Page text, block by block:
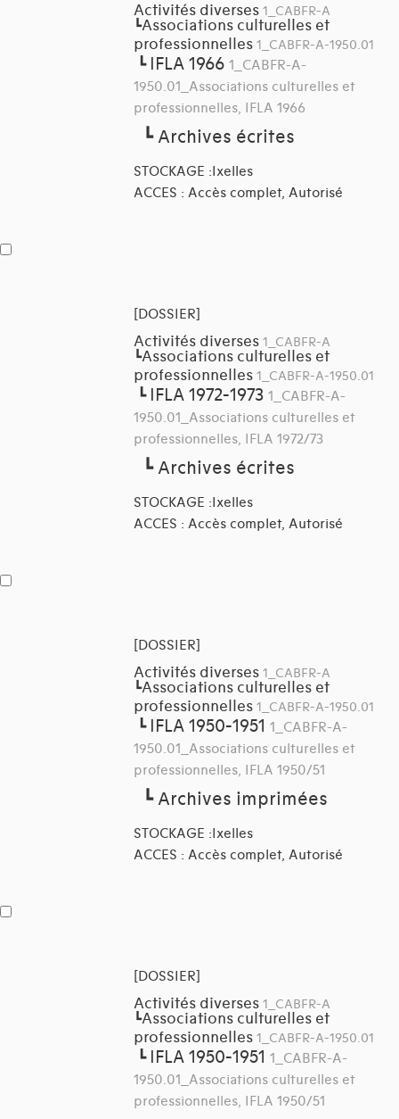
Activités diverses 1_CABFR-A
┗Associations culturelles et
professionnelles 1_CABFR-A-1950.01
┗ IFLA 1966 1_CABFR-A-
1950.01_Associations culturelles et
professionnelles, IFLA 1966
┗Archives écrites
STOCKAGE :Ixelles
ACCES : Accès complet, Autorisé
[DOSSIER]
Activités diverses 1_CABFR-A
┗Associations culturelles et
professionnelles 1_CABFR-A-1950.01
┗ IFLA 1972-1973 1_CABFR-A-
1950.01_Associations culturelles et
professionnelles, IFLA 1972/73
┗Archives écrites
STOCKAGE :Ixelles
ACCES : Accès complet, Autorisé
[DOSSIER]
Activités diverses 1_CABFR-A
┗Associations culturelles et
professionnelles 1_CABFR-A-1950.01
┗ IFLA 1950-1951 1_CABFR-A-
1950.01_Associations culturelles et
professionnelles, IFLA 1950/51
┗Archives imprimées
STOCKAGE :Ixelles
ACCES : Accès complet, Autorisé
[DOSSIER]
Activités diverses 1_CABFR-A
┗Associations culturelles et
professionnelles 1_CABFR-A-1950.01
┗ IFLA 1950-1951 1_CABFR-A-
1950.01_Associations culturelles et
professionnelles, IFLA 1950/51